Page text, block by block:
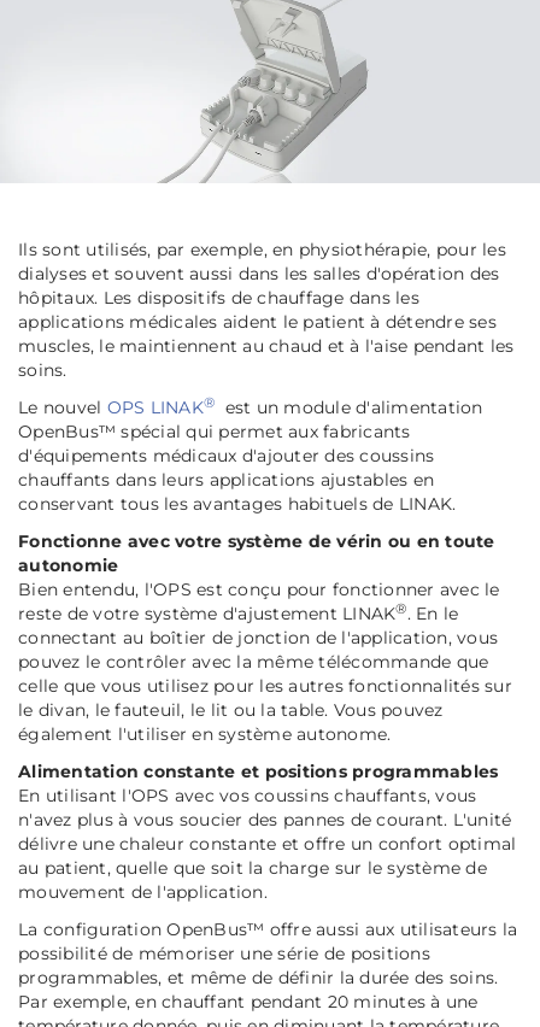
Ils sont utilisés, par exemple, en physiothérapie, pour les
dialyses et souvent aussi dans les salles d'opération des
hôpitaux. Les dispositifs de chauffage dans les
applications médicales aident le patient à détendre ses
muscles, le maintiennent au chaud et à l'aise pendant les
soins.
Le nouvel OPS LINAK®
est un module d'alimentation
OpenBus™ spécial qui permet aux fabricants
d'équipements médicaux d'ajouter des coussins
chauffants dans leurs applications ajustables en
conservant tous les avantages habituels de LINAK.
Fonctionne avec votre système de vérin ou en toute
autonomie
Bien entendu, l'OPS est conçu pour fonctionner avec le
reste de votre système d'ajustement LINAK®. En le
connectant au boîtier de jonction de l'application, vous
pouvez le contrôler avec la même télécommande que
celle que vous utilisez pour les autres fonctionnalités sur
le divan, le fauteuil, le lit ou la table. Vous pouvez
également l'utiliser en système autonome.
Alimentation constante et positions programmables
En utilisant l'OPS avec vos coussins chauffants, vous
n'avez plus à vous soucier des pannes de courant. L'unité
délivre une chaleur constante et offre un confort optimal
au patient, quelle que soit la charge sur le système de
mouvement de l'application.
La configuration OpenBus™ offre aussi aux utilisateurs la
possibilité de mémoriser une série de positions
programmables, et même de définir la durée des soins.
Par exemple, en chauffant pendant 20 minutes à une